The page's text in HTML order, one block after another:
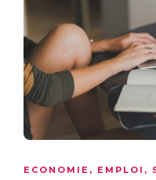
ECONOMIE , EMPLOI ,